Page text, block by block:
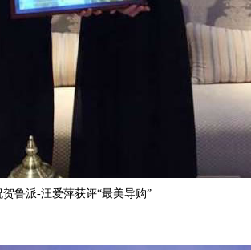
贺鲁派-汪爱萍获评“最美导购”